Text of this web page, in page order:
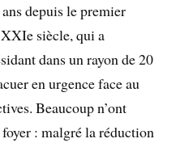
depuis le premier
siècle, qui a
dans un rayon de 20
en urgence face au
Beaucoup n’ont
: malgré la réduction